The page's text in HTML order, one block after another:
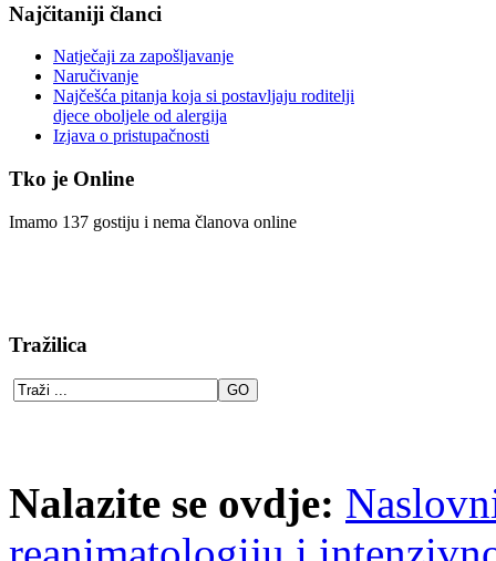
Najčitaniji članci
Natječaji za zapošljavanje
Naručivanje
Najčešća pitanja koja si postavljaju roditelji
djece oboljele od alergija
Izjava o pristupačnosti
Tko je Online
Imamo 137 gostiju i nema članova online
Tražilica
Nalazite se ovdje: